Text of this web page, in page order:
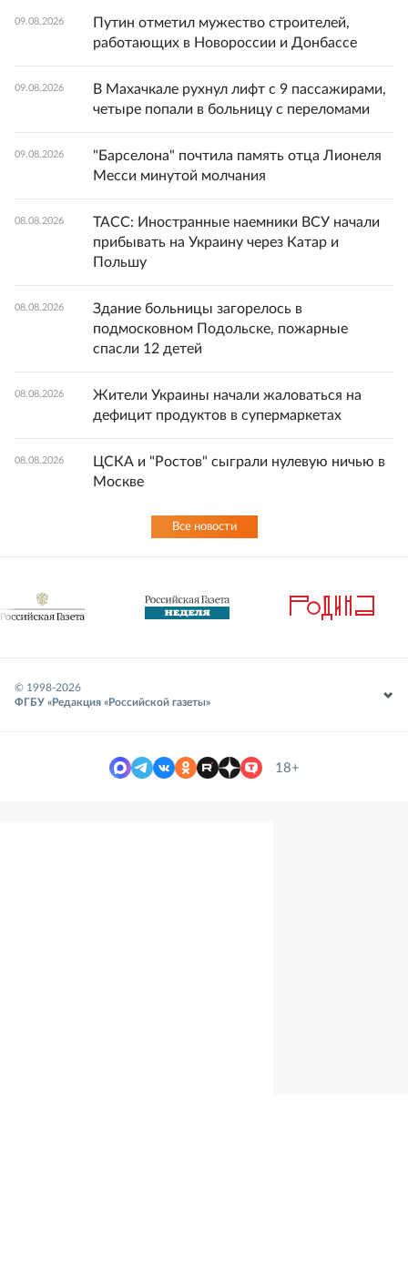
09.08.2026
Путин отметил мужество строителей,
работающих в Новороссии и Донбассе
09.08.2026
В Махачкале рухнул лифт с 9 пассажирами,
четыре попали в больницу с переломами
09.08.2026
"Барселона" почтила память отца Лионеля
Месси минутой молчания
08.08.2026
ТАСС: Иностранные наемники ВСУ начали
прибывать на Украину через Катар и
Польшу
08.08.2026
Здание больницы загорелось в
подмосковном Подольске, пожарные
спасли 12 детей
08.08.2026
Жители Украины начали жаловаться на
дефицит продуктов в супермаркетах
08.08.2026
ЦСКА и "Ростов" сыграли нулевую ничью в
Москве
Все новости
© 1998-2026
ФГБУ «Редакция «Российской газеты»
18+